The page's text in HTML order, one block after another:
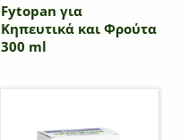
Fytopan για
Κηπευτικά και Φρούτα
300 ml